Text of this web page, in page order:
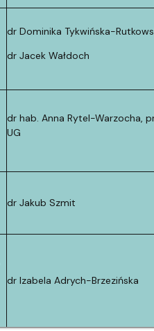
dr Dominika Tykwińska-
dr Jacek Wałdoch
dr hab. Anna Rytel-Warzocha,
UG
dr Jakub Szmit
dr Izabela Adrych-Brzezińska